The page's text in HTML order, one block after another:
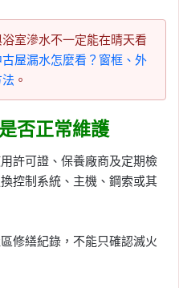
室滲水不一定能在晴天看
古屋漏水怎麼看？窗框、外
。
否正常維護
許可證、保養廠商及定期檢
控制系統、主機、鋼索或其
修繕紀錄，不能只確認滅火